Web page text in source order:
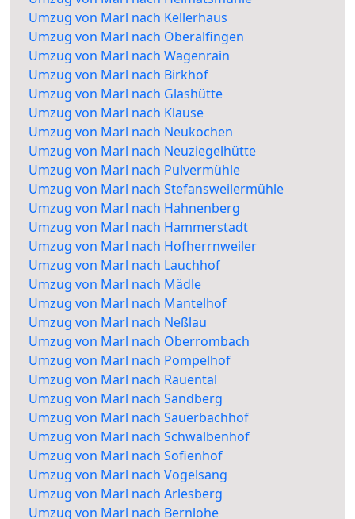
Umzug von Marl nach Kellerhaus
Umzug von Marl nach Oberalfingen
Umzug von Marl nach Wagenrain
Umzug von Marl nach Birkhof
Umzug von Marl nach Glashütte
Umzug von Marl nach Klause
Umzug von Marl nach Neukochen
Umzug von Marl nach Neuziegelhütte
Umzug von Marl nach Pulvermühle
Umzug von Marl nach Stefansweilermühle
Umzug von Marl nach Hahnenberg
Umzug von Marl nach Hammerstadt
Umzug von Marl nach Hofherrnweiler
Umzug von Marl nach Lauchhof
Umzug von Marl nach Mädle
Umzug von Marl nach Mantelhof
Umzug von Marl nach Neßlau
Umzug von Marl nach Oberrombach
Umzug von Marl nach Pompelhof
Umzug von Marl nach Rauental
Umzug von Marl nach Sandberg
Umzug von Marl nach Sauerbachhof
Umzug von Marl nach Schwalbenhof
Umzug von Marl nach Sofienhof
Umzug von Marl nach Vogelsang
Umzug von Marl nach Arlesberg
Umzug von Marl nach Bernlohe